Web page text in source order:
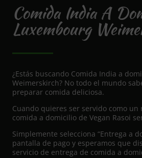
Comida India A
Luxembourg
¿Estás buscando Comida India a
Weimerskirch? No todo el mundo
preparar comida deliciosa.
Cuando quieres ser servido como un
comida a domicilio de Vegan Rasoi
Simplemente selecciona “Entrega a
pantalla de pago y esperamos que
servicio de entrega de comida a